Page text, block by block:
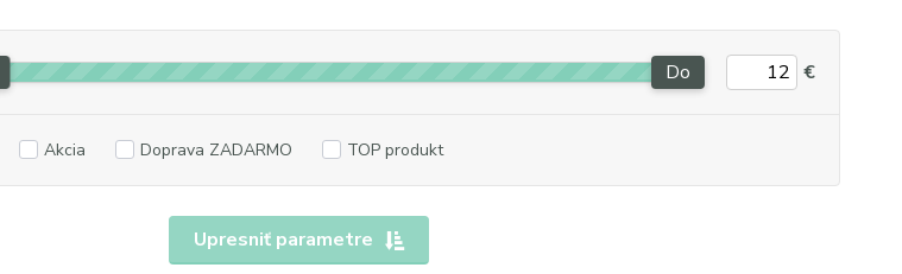
Upresniť parametre
Do €
Akcia Doprava ZADARMO TOP produkt